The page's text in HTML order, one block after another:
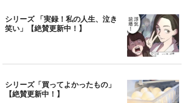
シリーズ 「実録！私の人生、泣き
笑い」【絶賛更新中！】
シリーズ「買ってよかったもの」
【絶賛更新中！】